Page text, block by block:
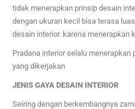
tidak menerapkan prinsip desain
dengan ukuran kecil bisa terasa
desain interior. karena menerapkan
Pradana interior selalu menerapkan
yang dikerjakan
JENIS GAYA DESAIN INTERIOR
Seiring dengan berkembangnya